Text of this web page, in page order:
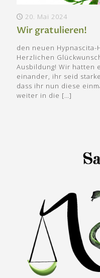
20. Mai 2024
Wir gratulieren!
den neuen
Herzlichen
Ausbildung! Wir hatten
einander, ihr seid
dass ihr nun diese
weiter in die […]